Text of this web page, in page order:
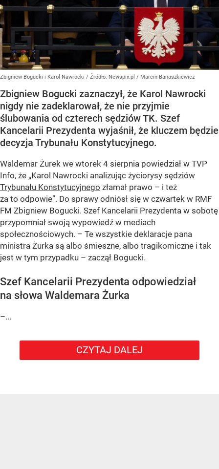
Zbigniew Bogucki i Karol Nawrocki / Źródło: Newspix.pl / Marcin Banaszkiewicz
Zbigniew Bogucki zaznaczył, że Karol Nawrocki
nigdy nie zadeklarował, że nie przyjmie
ślubowania od czterech sędziów TK. Szef
Kancelarii Prezydenta wyjaśnił, że kluczem będzie
decyzja Trybunału Konstytucyjnego.
Waldemar Żurek we wtorek 4 sierpnia powiedział w TVP
Info, że „Karol Nawrocki analizując życiorysy sędziów
Trybunału Konstytucyjnego złamał prawo – i też
za to odpowie”. Do sprawy odniósł się w czwartek w RMF
FM Zbigniew Bogucki. Szef Kancelarii Prezydenta w sobotę
przypomniał swoją wypowiedź w mediach
społecznościowych. – Te wszystkie deklaracje pana
ministra Żurka są albo śmieszne, albo tragikomiczne i tak
jest w tym przypadku – zaczął Bogucki.
Szef Kancelarii Prezydenta odpowiedział
na słowa Waldemara Żurka
–...
CZYTAJ DALEJ